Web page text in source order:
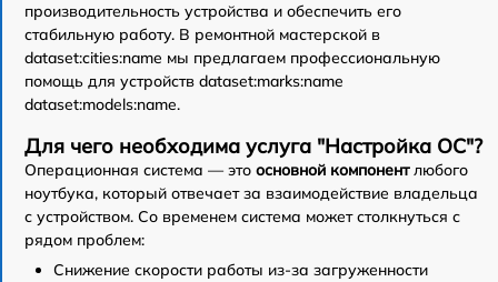
производительность устройства и обеспечить его
стабильную работу. В ремонтной мастерской в
dataset:cities:name мы предлагаем профессиональную
помощь для устройств dataset:marks:name
dataset:models:name.
Для чего необходима услуга "Настройка ОС"?
Операционная система — это основной компонентлюбого
ноутбука, который отвечает за взаимодействие владельца
с устройством. Со временем система может столкнуться с
рядом проблем:
Снижение скорости работы из-за загруженности